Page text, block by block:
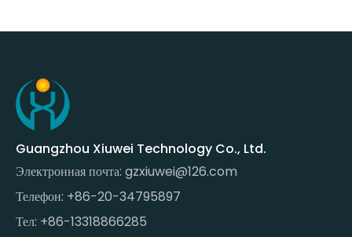
Guangzhou Xiuwei Technology Co., Ltd.
Электронная почта: gzxiuwei@126.com
Телефон: +86-20-34795897
Тел: +86-13318866285